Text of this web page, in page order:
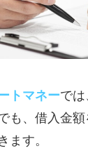
トマネーで
も、借入金
ます。